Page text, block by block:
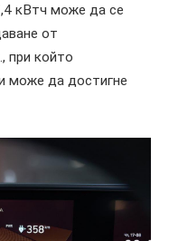
кВтч може да се
от
при който
може да достигне